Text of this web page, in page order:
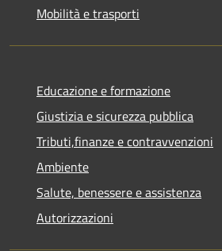
Mobilità e trasporti
Educazione e formazione
Giustizia e sicurezza pubblica
Tributi,finanze e contravvenzioni
Ambiente
Salute, benessere e assistenza
Autorizzazioni